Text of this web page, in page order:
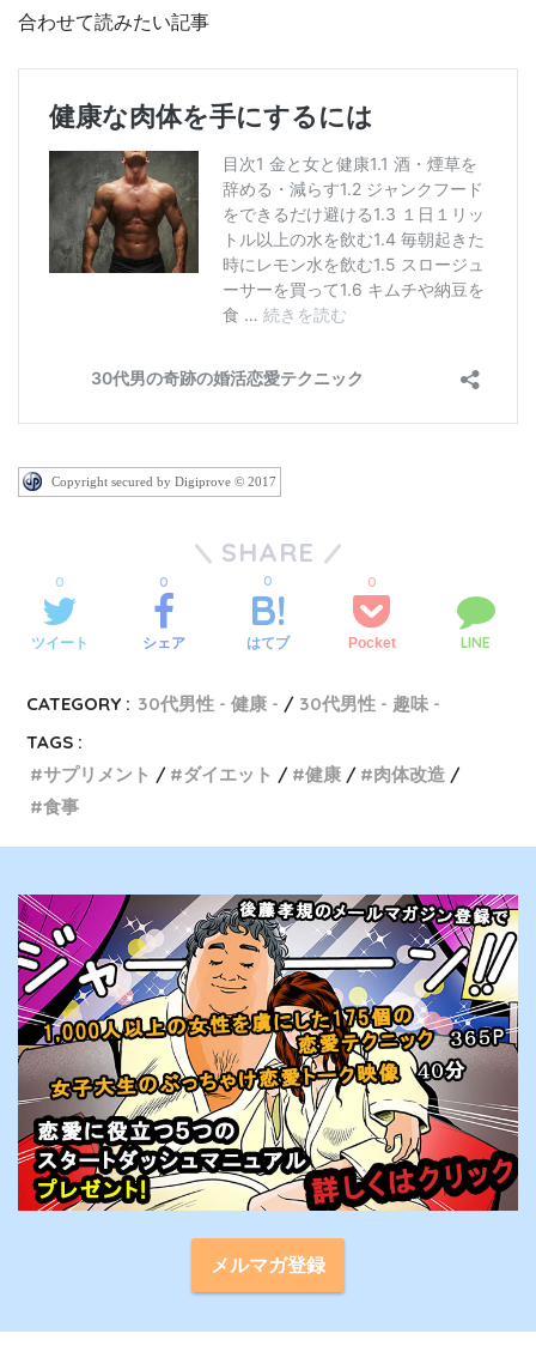
合わせて読みたい記事
Copyright secured by Digiprove © 2017
SHARE
ツイート
0
シェア
0
はてブ
0
Pocket
0
LINE
CATEGORY : 30代男性 - 健康 -
30代男性 - 趣味 -
TAGS :
サプリメント
ダイエット 健康
肉体改造
食事
メルマガ登録